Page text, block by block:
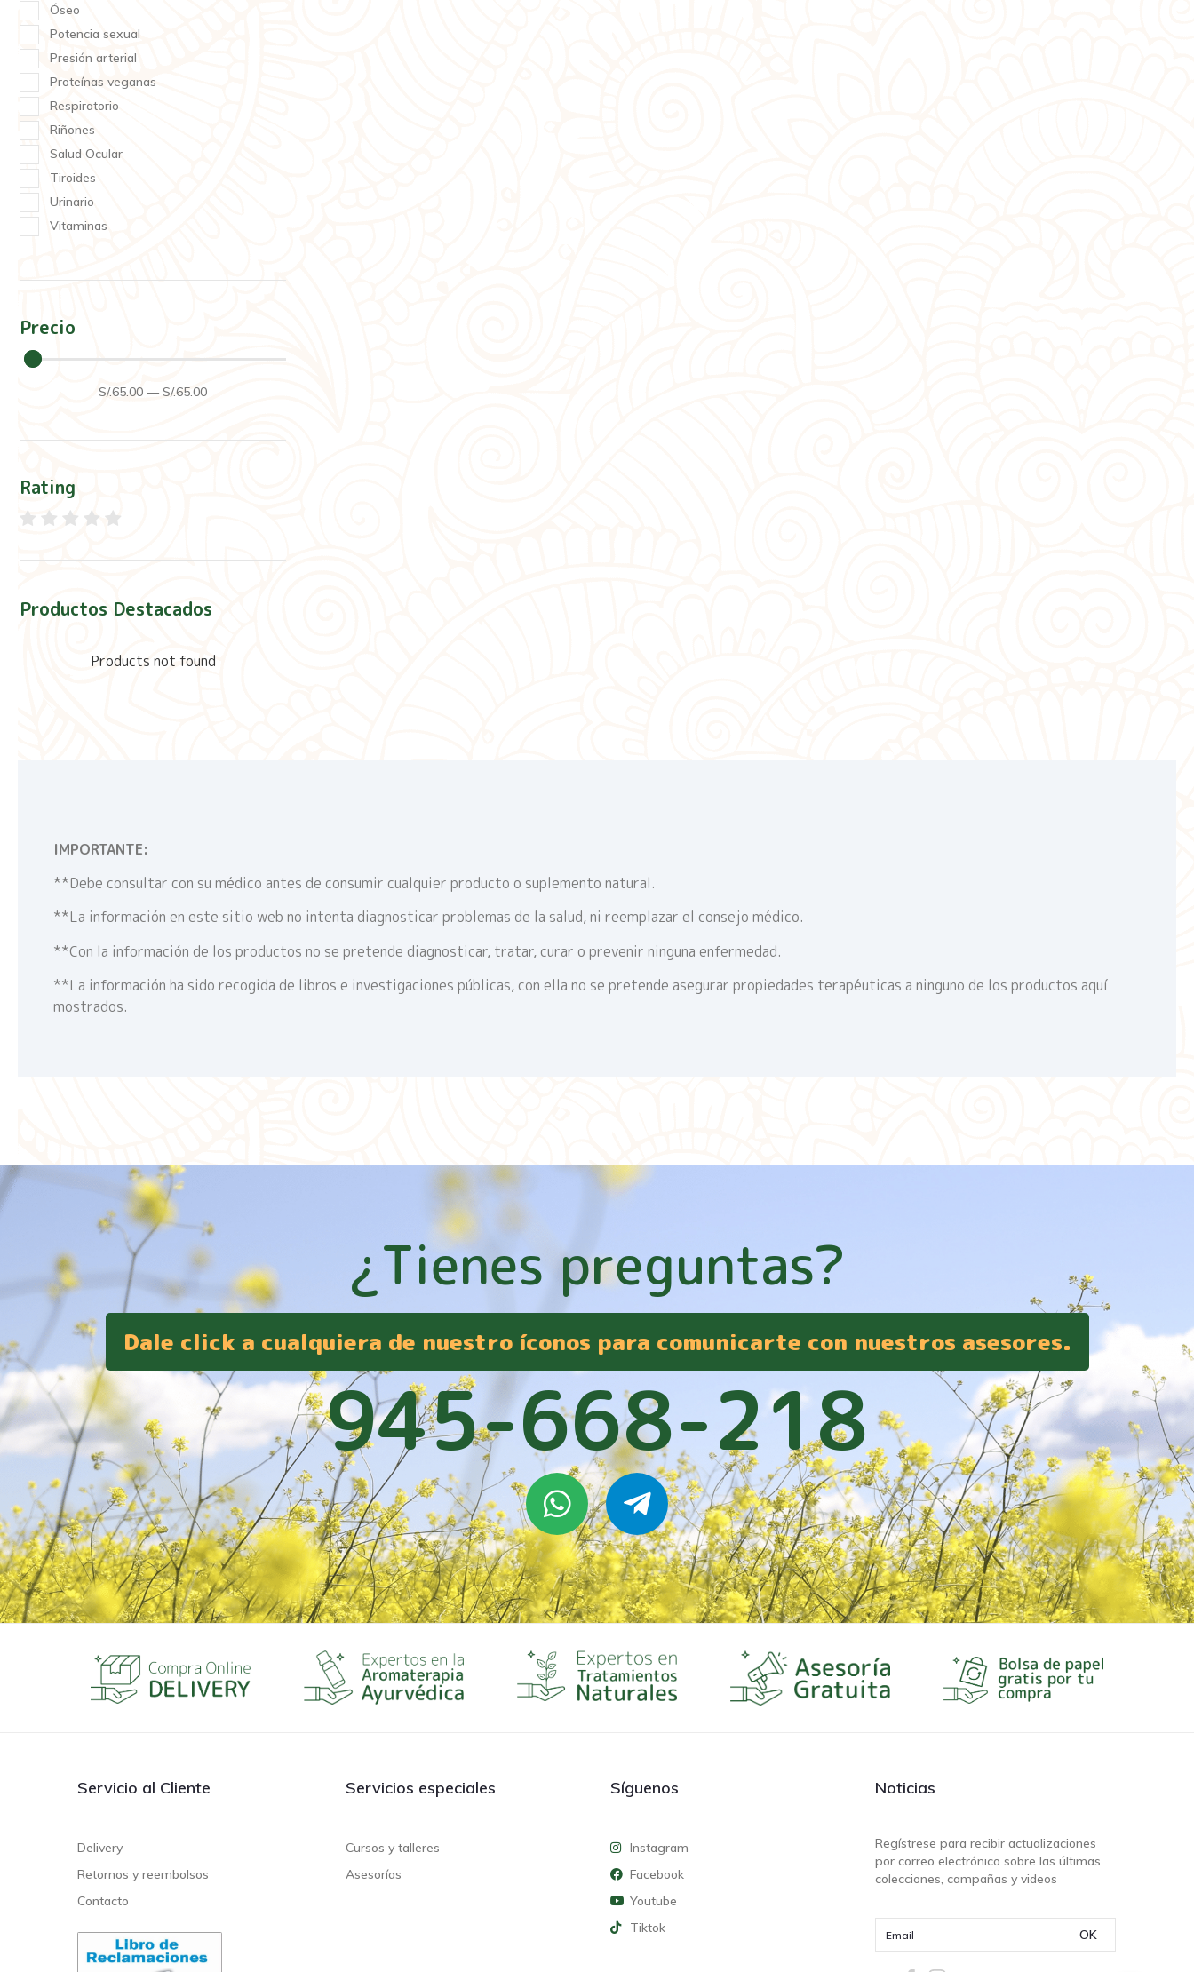
Óseo
Potencia sexual
Presión arterial
Proteínas veganas
Respiratorio
Riñones
Salud Ocular
Tiroides
Urinario
Vitaminas
Precio
S/.65.00 —S/.65.00
Rating
Productos Destacados
Products not found
IMPORTANTE:
**Debe consultar con su médico antes de consumir cualquier producto o suplemento natural.
**La información en este sitio web no intenta diagnosticar problemas de la salud, ni reemplazar el consejo médico.
**Con la información de los productos no se pretende diagnosticar, tratar, curar o prevenir ninguna enfermedad.
**La información ha sido recogida de libros e investigaciones públicas, con ella no se pretende asegurar propiedades terapéuticas a ninguno de los productos aquí
mostrados.
¿Tienes preguntas?
Dale click a cualquiera de nuestro íconos para comunicarte con nuestros asesores.
945-668-218
Servicio al Cliente
Delivery
Retornos y reembolsos
Contacto
Servicios especiales
Cursos y talleres
Asesorías
Síguenos
Instagram
Facebook
Youtube
Tiktok
Noticias
Regístrese para recibir actualizaciones
por correo electrónico sobre las últimas
colecciones, campañas y videos
OK